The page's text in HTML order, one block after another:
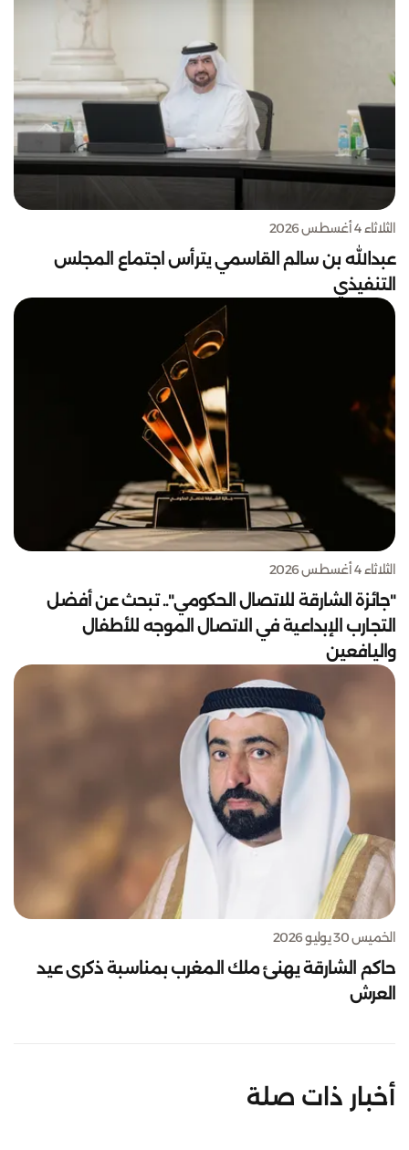
الثلاثاء 4 أغسطس 2026
عبدالله بن سالم القاسمي يترأس اجتماع المجلس
التنفيذي
الثلاثاء 4 أغسطس 2026
"جائزة الشارقة للاتصال الحكومي".. تبحث عن أفضل
التجارب الإبداعية في الاتصال الموجه للأطفال
واليافعين
الخميس 30 يوليو 2026
حاكم الشارقة يهنئ ملك المغرب بمناسبة ذكرى عيد
العرش
أخبار ذات صلة